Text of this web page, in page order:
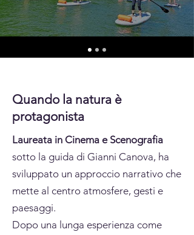
Quando la natura è
protagonista
Laureata in Cinema e Scenografia
sotto la guida di Gianni Canova, ha
sviluppato un approccio narrativo che
mette al centro atmosfere, gesti e
paesaggi.
Dopo una lunga esperienza come